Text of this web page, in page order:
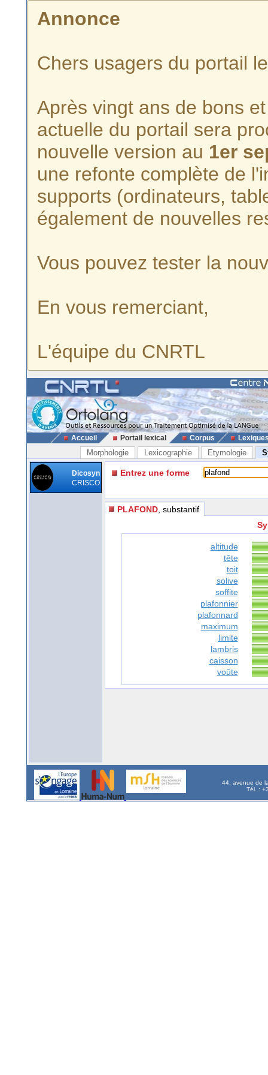
Annonce
Chers usagers du portail
Après vingt ans de bons
actuelle du portail sera
nouvelle version au 1er
une refonte complète de
supports (ordinateurs,
également de nouvelles
Vous pouvez tester la
En vous remerciant,
L'équipe du CNRTL
Accueil Portail lexical Corpus
Morphologie Lexicographie Etymologie
Dicosyn
CRISCO
Entrez une forme
PLAFOND , substantif
altitude
tête
toit
solive
soffite
plafonnier
plafonnard
maximum
limite
lambris
caisson
voûte
44, avenue de
Tél. :